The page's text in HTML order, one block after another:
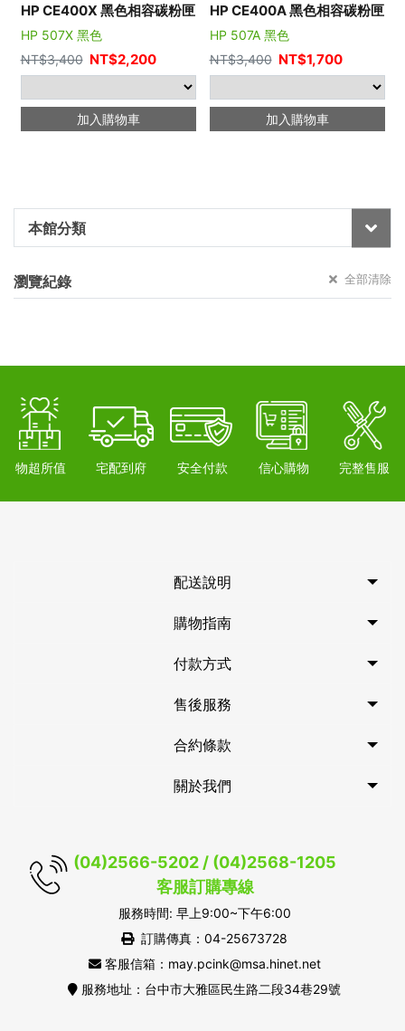
本館分類
瀏覽紀錄 全部清除
HP CE400X 黑色相容碳粉匣
HP 507X 黑色
NT$3,400 NT$2,200
加入購物車
HP CE400A 黑色相容碳粉匣
HP 507A 黑色
NT$3,400 NT$1,700
加入購物車
物超所值 宅配到府 安全付款 信心購物 完整售服
配送說明
購物指南
付款方式
售後服務
合約條款
關於我們
(04)2566-5202 / (04)2568-1205
客服訂購專線
服務時間: 早上9:00~下午6:00
訂購傳真：04-25673728
客服信箱：may.pcink@msa.hinet.net
服務地址：台中市大雅區民生路二段34巷29號